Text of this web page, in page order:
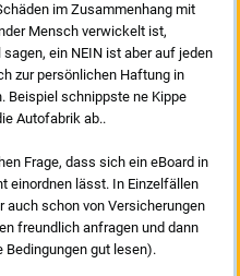
im Zusammenhang mit
Mensch verwickelt ist,
ein NEIN ist aber auf jeden
zur persönlichen Haftung in
Beispiel schnippste ne Kippe
Autofabrik ab..
Frage, dass sich ein eBoard in
einordnen lässt. In Einzelfällen
schon von Versicherungen
freundlich anfragen und dann
gut lesen).